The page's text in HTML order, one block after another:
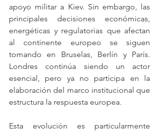
apoyo militar a Kiev. Sin embargo, las
principales decisiones económicas,
energéticas y regulatorias que afectan
al continente europeo se siguen
tomando en Bruselas, Berlín y París.
Londres continúa siendo un actor
esencial, pero ya no participa en la
elaboración del marco institucional que
estructura la respuesta europea.
Esta evolución es particularmente